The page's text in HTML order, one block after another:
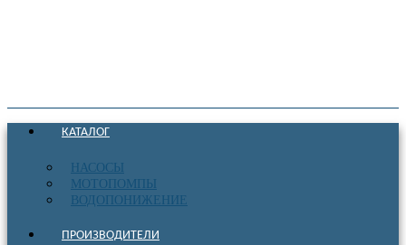
КАТАЛОГ
НАСОСЫ
МОТОПОМПЫ
ВОДОПОНИЖЕНИЕ
ПРОИЗВОДИТЕЛИ